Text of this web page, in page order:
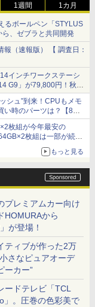
1週間 1カ月
るボールペン「STYLUS
、ゼブラと共同開発
報（速報版） 【 調査日：
インチワークステーシ
G9」が79,800円！秋葉
シュ”到来！CPUもメモ
い時のパーツは？【8月7
枚組が今年最安の
枚組は一部が続騰
もっと見る
プレミアムカー向け
HOMURAから
が登場！
ティブが作った2万
さなピュアオーデ
ーカー”
ードテレビ「TCL
」。圧巻の色彩美で